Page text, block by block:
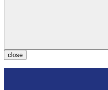
close